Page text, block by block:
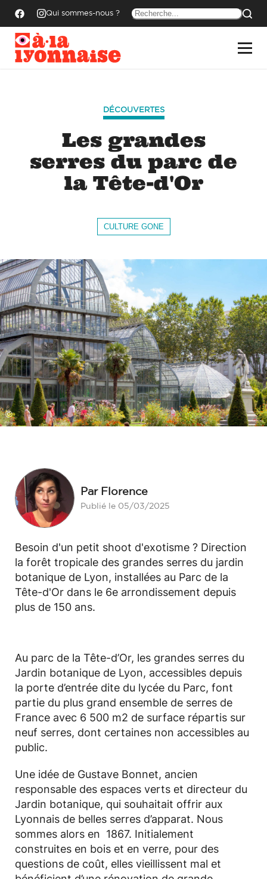
Qui sommes-nous ?
DÉCOUVERTES
Les grandes
serres du parc de
la Tête-d'Or
CULTURE GONE
©
Par Florence
Publié le 05/03/2025
Besoin d'un petit shoot d'exotisme ? Direction
la forêt tropicale des grandes serres du jardin
botanique de Lyon, installées au Parc de la
Tête-d'Or dans le 6e arrondissement depuis
plus de 150 ans.
Au parc de la Tête-d’Or, les grandes serres du
Jardin botanique de Lyon, accessibles depuis
la porte d’entrée dite du lycée du Parc, font
partie du plus grand ensemble de serres de
France avec 6 500 m2 de surface répartis sur
neuf serres, dont certaines non accessibles au
public.
Une idée de Gustave Bonnet, ancien
responsable des espaces verts et directeur du
Jardin botanique, qui souhaitait offrir aux
Lyonnais de belles serres d’apparat. Nous
sommes alors en 1867. Initialement
construites en bois et en verre, pour des
questions de coût, elles vieillissent mal et